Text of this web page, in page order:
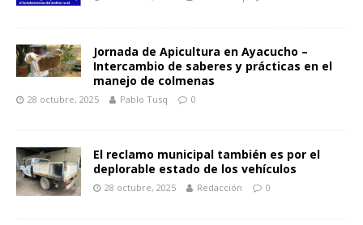
Jornada de Apicultura en Ayacucho –
Intercambio de saberes y prácticas en el
manejo de colmenas
28 octubre, 2025 Pablo Tusq 0
El reclamo municipal también es por el
deplorable estado de los vehículos
28 octubre, 2025 Redacción 0